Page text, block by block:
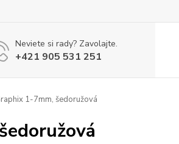
Neviete si rady? Zavolajte.
+421 905 531 251
1-7mm, šedoružová